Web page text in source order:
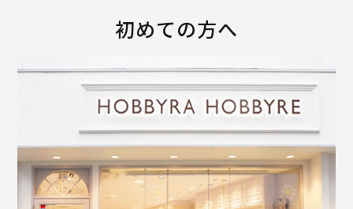
初めての方へ